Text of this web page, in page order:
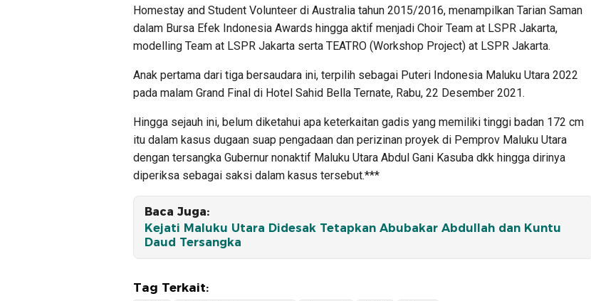
Homestay and Student Volunteer di Australia tahun 2015/2016, menampilkan Tarian Saman
dalam Bursa Efek Indonesia Awards hingga aktif menjadi Choir Team at LSPR Jakarta,
modelling Team at LSPR Jakarta serta TEATRO (Workshop Project) at LSPR Jakarta.
Anak pertama dari tiga bersaudara ini, terpilih sebagai Puteri Indonesia Maluku Utara 2022
pada malam Grand Final di Hotel Sahid Bella Ternate, Rabu, 22 Desember 2021.
Hingga sejauh ini, belum diketahui apa keterkaitan gadis yang memiliki tinggi badan 172 cm
itu dalam kasus dugaan suap pengadaan dan perizinan proyek di Pemprov Maluku Utara
dengan tersangka Gubernur nonaktif Maluku Utara Abdul Gani Kasuba dkk hingga dirinya
diperiksa sebagai saksi dalam kasus tersebut.***
Baca Juga:
Kejati Maluku Utara Didesak Tetapkan Abubakar Abdullah dan Kuntu
Daud Tersangka
Tag Terkait: